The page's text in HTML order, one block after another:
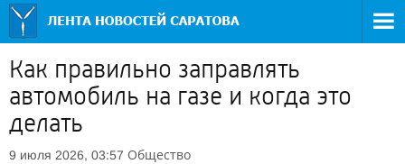
Как правильно заправлять
автомобиль на газе и когда это
делать
9 июля 2026, 03:57 Общество